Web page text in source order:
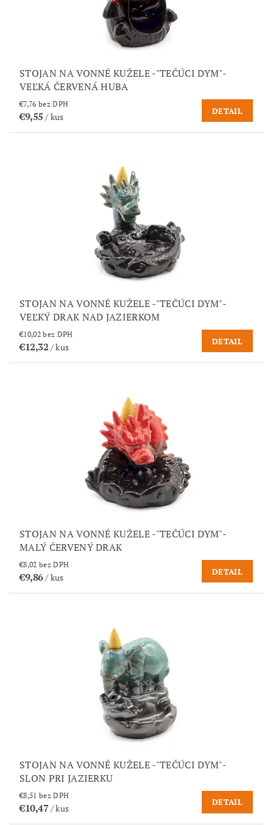
STOJAN NA VONNÉ KUŽELE -"TEČÚCI DYM"-
VEĽKÁ ČERVENÁ HUBA
€7,76 bez DPH
€9,55/ kus
DETAIL
STOJAN NA VONNÉ KUŽELE -"TEČÚCI DYM"-
VEĽKÝ DRAK NAD JAZIERKOM
€10,02 bez DPH
€12,32 / kus
DETAIL
STOJAN NA VONNÉ KUŽELE -"TEČÚCI DYM"-
MALÝ ČERVENÝ DRAK
€8,02 bez DPH
€9,86/ kus
DETAIL
STOJAN NA VONNÉ KUŽELE -"TEČÚCI DYM"-
SLON PRI JAZIERKU
€8,51 bez DPH
€10,47/ kus
DETAIL